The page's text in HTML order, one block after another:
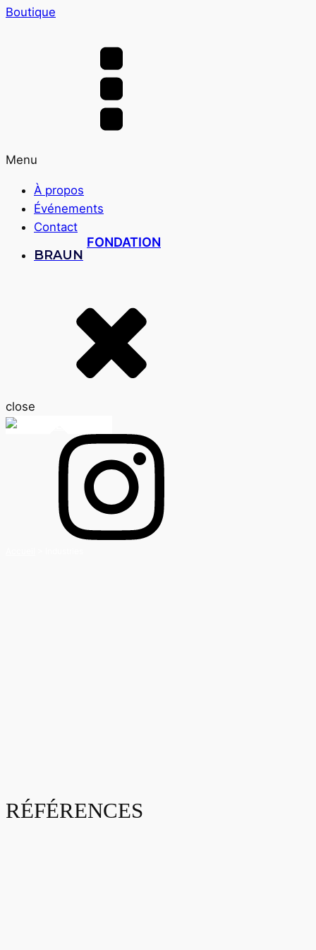
Boutique
Menu
À propos
Événements
Contact
BRAUN
FONDATION
close
RÉFÉRENCES